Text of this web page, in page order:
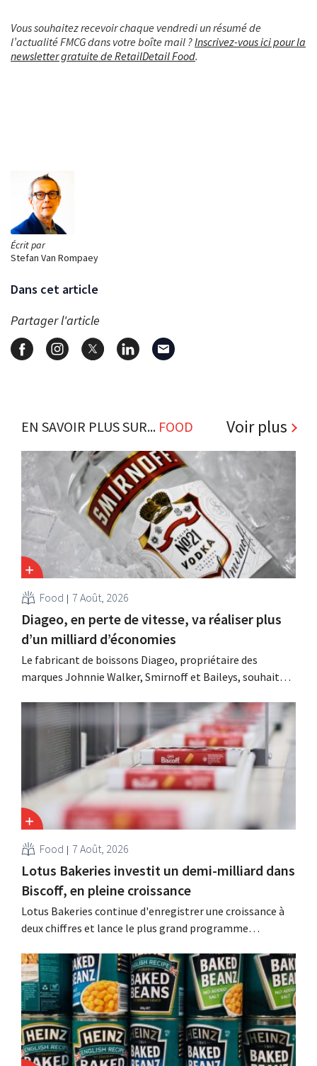
Écrit par
Stefan Van Rompaey
Dans cet article
Partager l'article
Vous souhaitez recevoir chaque vendredi un résumé de
l’actualité FMCG dans votre boîte mail ?Inscrivez-vous ici pour la
newsletter gratuite de RetailDetail Food.
EN SAVOIR PLUS SUR... FOOD Voir plus
Food 7 Août, 2026
Diageo, en perte de vitesse, va réaliser plus
d’un milliard d’économies
Le fabricant de boissons Diageo, propriétaire des
marques Johnnie Walker, Smirnoff et Baileys, souhaite,
considérablement ses coûts tout en investissant dans la
croissance, notamment pour Guinness et les cocktails
prêts à boire.
Food 7 Août, 2026
Lotus Bakeries investit un demi-milliard dans
Biscoff, en pleine croissance
Lotus Bakeries continue d'enregistrer une croissance à
deux chiffres et lance le plus grand programme
capacité de production de Biscoff : « Nous devons saisir
cette opportunité ».